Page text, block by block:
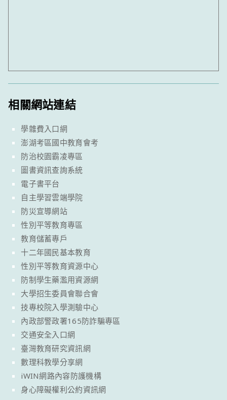
相關網站連結
學雜費入口網
澎湖考區國中教育會考
防治校園霸凌專區
圖書資訊查詢系統
電子書平台
自主學習雲端學院
防災宣導網站
性別平等教育專區
教育儲蓄專戶
十二年國民基本教育
性別平等教育資源中心
防制學生藥濫用資源網
大學招生委員會聯合會
技專校院入學測驗中心
內政部警政署165防詐騙專區
交通安全入口網
臺灣教育研究資訊網
數理科教學分享網
iWIN網路內容防護機構
身心障礙權利公約資訊網